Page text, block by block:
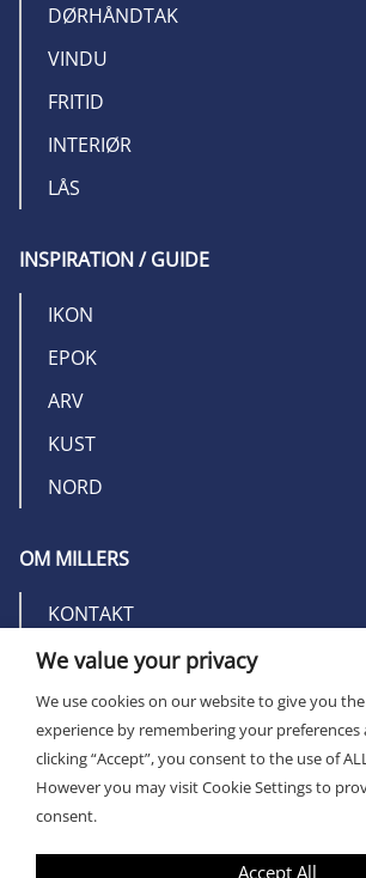
DØRHÅNDTAK
VINDU
FRITID
INTERIØR
LÅS
INSPIRATION / GUIDE
IKON
EPOK
ARV
KUST
NORD
OM MILLERS
KONTAKT
PRIVACY POLICY
We value your privacy
We use cookies on our website to give you
experience by remembering your preferences
clicking “Accept”, you consent to the use of
However you may visit Cookie Settings to
consent.
Accept All